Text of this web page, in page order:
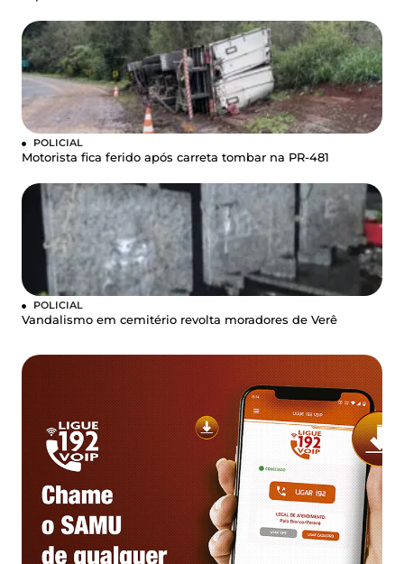
POLICIAL
Motorista fica ferido após carreta tombar na PR-481
POLICIAL
Vandalismo em cemitério revolta moradores de Verê